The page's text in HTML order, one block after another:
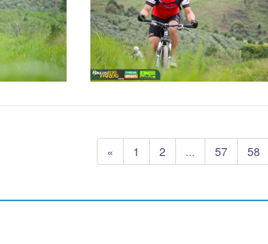
« 1 2 ... 57 58